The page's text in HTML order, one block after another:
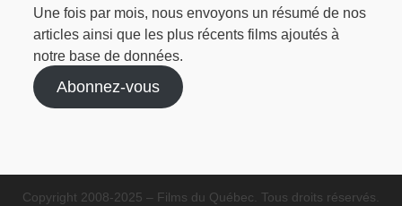
Une fois par mois, nous envoyons un résumé de nos
articles ainsi que les plus récents films ajoutés à
notre base de données.
Abonnez-vous
Copyright 2008-2025 – Films du Québec. Tous droits réservés.